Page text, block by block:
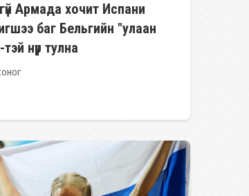
Армада хочит Испани
баг Бельгийн "улаан
тэй нүүр тулна